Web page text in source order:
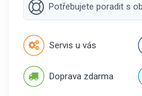
Potřebujete poradit s
Servis u vás
Doprava zdarma